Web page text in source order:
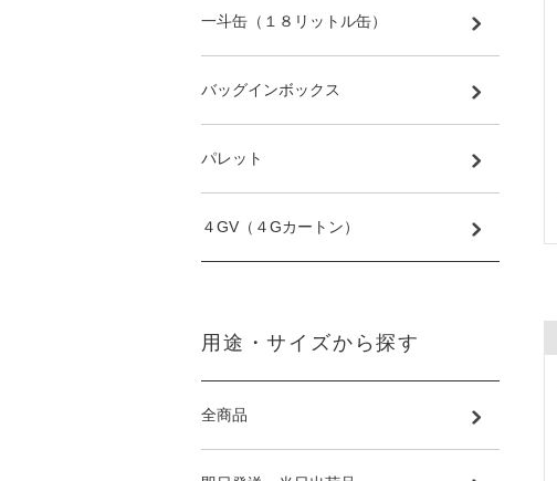
一斗缶（１８リットル缶）
バッグインボックス
パレット
４GV（４Gカートン）
用途・サイズから探す
全商品